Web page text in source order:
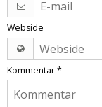
Webside
Kommentar*